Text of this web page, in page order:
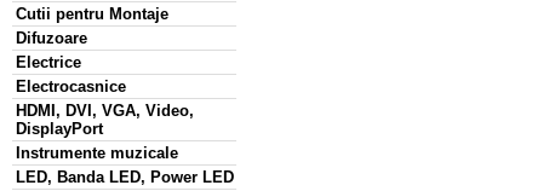
Cutii pentru Montaje
Difuzoare
Electrice
Electrocasnice
HDMI, DVI, VGA, Video,
DisplayPort
Instrumente muzicale
LED, Banda LED, Power LED